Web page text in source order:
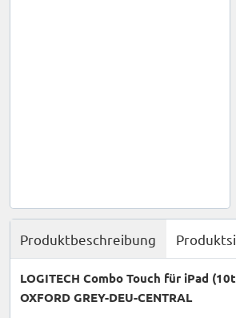
Produktbeschreibung
LOGITECH Combo Touch für iPad
OXFORD GREY-DEU-CENTRAL